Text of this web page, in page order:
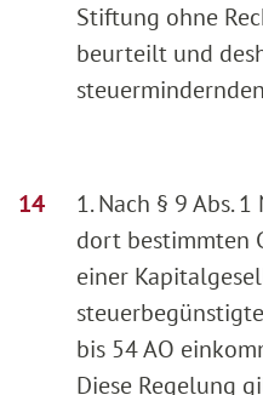
Stiftung ohne
beurteilt und
1. Nach § 9 Abs.
dort bestimmten
einer
bis 54 AO
Diese Regelung